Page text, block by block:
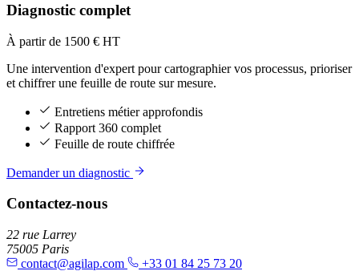
Diagnostic complet
À partir de 1500 € HT
Une intervention d'expert pour cartographier vos processus, prioriser
et chiffrer une feuille de route sur mesure.
Entretiens métier approfondis
Rapport 360 complet
Feuille de route chiffrée
Demander un diagnostic
Contactez-nous
22 rue Larrey
75005 Paris
contact@agilap.com
+33 01 84 25 73 20